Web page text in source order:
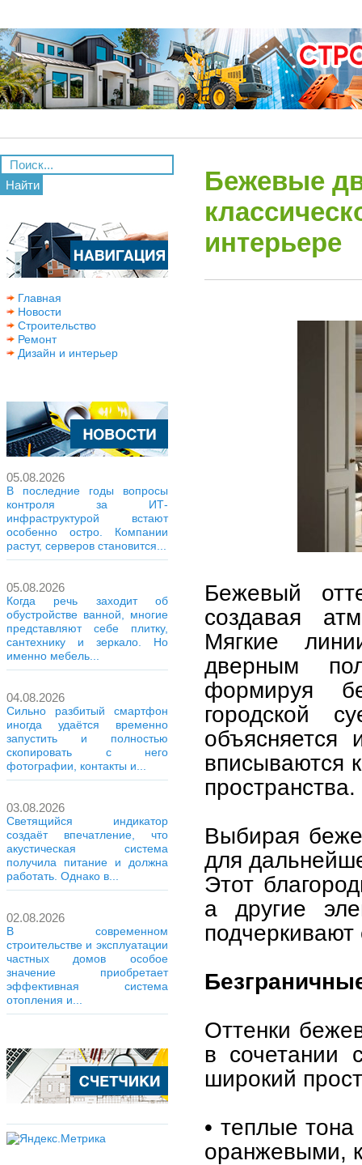
Найти
Главная
Новости
Строительство
Ремонт
Дизайн и интерьер
05.08.2026
В последние годы вопросы
контроля за ИТ-
инфраструктурой встают
особенно остро. Компании
растут, серверов становится...
05.08.2026
Когда речь заходит об
обустройстве ванной, многие
представляют себе плитку,
сантехнику и зеркало. Но
именно мебель...
04.08.2026
Сильно разбитый смартфон
иногда удаётся временно
запустить и полностью
скопировать с него
фотографии, контакты и...
03.08.2026
Светящийся индикатор
создаёт впечатление, что
акустическая система
получила питание и должна
работать. Однако в...
02.08.2026
В современном
строительстве и эксплуатации
частных домов особое
значение приобретает
эффективная система
отопления и...
Бежевые
интерьере
Бежевый
создавая
Мягкие
дверным
формируя
городской
объясняется
вписываются
пространства.
Выбирая
для
Этот
а другие
подчеркивают
Оттенки
в сочетании
широкий
• теплые
оранжевыми,